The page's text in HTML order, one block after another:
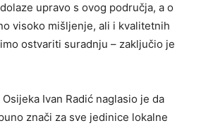
upravo s ovog područja, a o
visoko mišljenje, ali i kvalitetnih
ostvariti suradnju – zaključio je
Ivan Radić naglasio je da
znači za sve jedinice lokalne